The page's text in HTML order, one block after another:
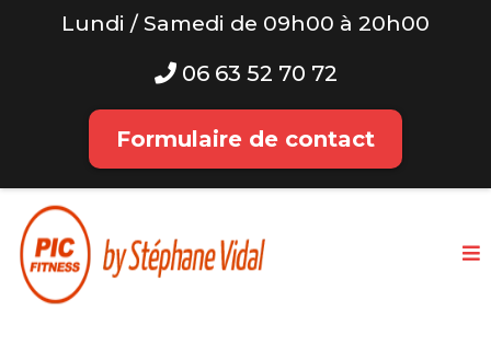
Lundi / Samedi de 09h00 à 20h00
06 63 52 70 72
Formulaire de contact